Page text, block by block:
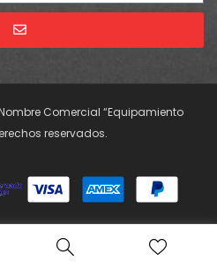
Comercial “Equipamiento
reservados.